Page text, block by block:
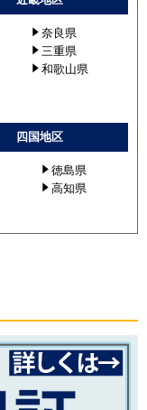
奈良県
三重県
和歌山県
四国地区
徳島県
高知県